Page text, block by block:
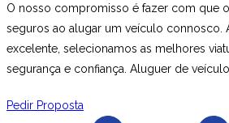
O nosso compromisso é fazer com que
seguros ao alugar um veículo connosco.
excelente, selecionamos as melhores
segurança e confiança. Aluguer de
Pedir Proposta